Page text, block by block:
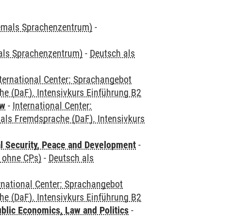
Sprachenzentrum) -
Sprachenzentrum) - Deutsch als
Center: Sprachangebot
(DaF). Intensivkurs Einführung B2
- International Center:
Fremdsprache (DaF). Intensivkurs
Peace and Development -
CPs) - Deutsch als
Center: Sprachangebot
(DaF). Intensivkurs Einführung B2
Economics, Law and Politics -